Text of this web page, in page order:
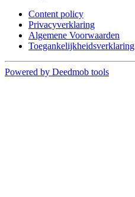
Content policy
Privacyverklaring
Algemene Voorwaarden
Toegankelijkheidsverklaring
Powered by Deedmob tools